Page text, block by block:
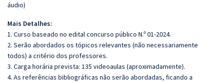
áudio)
Mais Detalhes:
1. Curso baseado no edital concurso público N.º 01-2024.
2. Serão abordados os tópicos relevantes (não necessariamente
todos) a critério dos professores.
3. Carga horária prevista: 135 videoaulas (aproximadamente).
4. As referências bibliográficas não serão abordadas, ficando a